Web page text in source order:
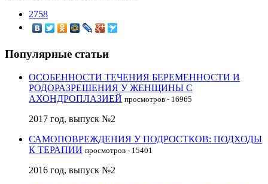
2758
Популярные статьи
ОСОБЕННОСТИ ТЕЧЕНИЯ БЕРЕМЕННОСТИ И
РОДОРАЗРЕШЕНИЯ У ЖЕНЩИНЫ С
АХОНДРОПЛАЗИЕЙ просмотров - 16965
2017 год, выпуск №2
САМОПОВРЕЖДЕНИЯ У ПОДРОСТКОВ: ПОДХОДЫ
К ТЕРАПИИ просмотров - 15401
2016 год, выпуск №2